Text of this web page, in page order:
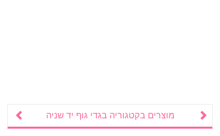
מוצרים בקטגוריה בגדי גוף יד שניה